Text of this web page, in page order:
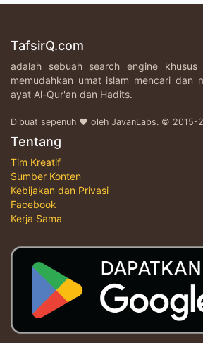
TafsirQ.com
adalah sebuah search engine
memudahkan umat islam mencari dan
ayat Al-Qur'an dan Hadits.
Dibuat sepenuh ♥ oleh JavanLabs. © 2015-
Tentang
Tim Kreatif
Sumber Konten
Kebijakan dan Privasi
Facebook
Kerja Sama